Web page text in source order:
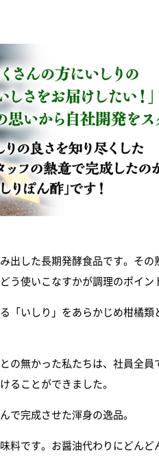
出した長期発酵食品です。そ
う使いこなすかが調理のポイン
「いしり」をあらかじめ柑橘
の無かった私たちは、社員全
ることができました。
で完成させた渾身の逸品。
料です。お醤油代わりにどんど